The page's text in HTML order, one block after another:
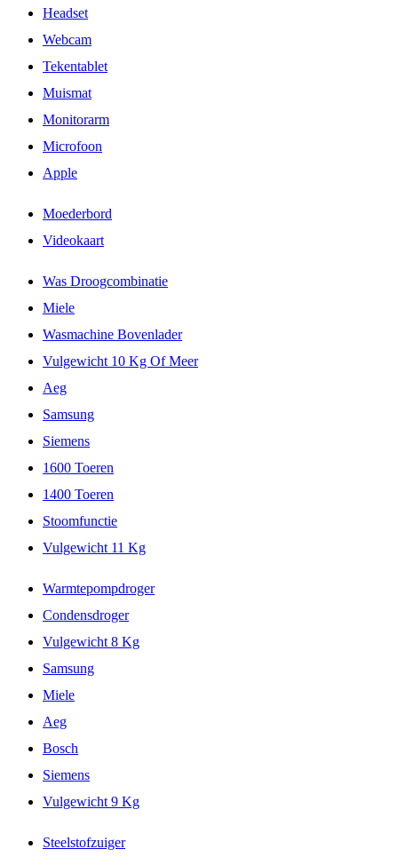
Headset
Webcam
Tekentablet
Muismat
Monitorarm
Microfoon
Apple
Moederbord
Videokaart
Was Droogcombinatie
Miele
Wasmachine Bovenlader
Vulgewicht 10 Kg Of Meer
Aeg
Samsung
Siemens
1600 Toeren
1400 Toeren
Stoomfunctie
Vulgewicht 11 Kg
Warmtepompdroger
Condensdroger
Vulgewicht 8 Kg
Samsung
Miele
Aeg
Bosch
Siemens
Vulgewicht 9 Kg
Steelstofzuiger